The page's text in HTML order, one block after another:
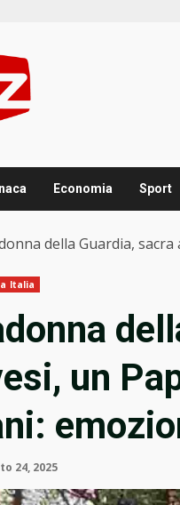
Economia Sport
della Guardia,
Italia
un
24, 2025